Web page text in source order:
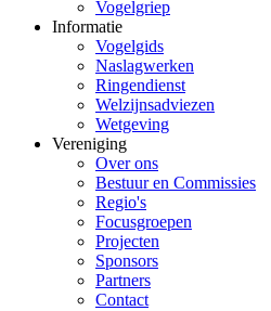
Vogelgriep
Informatie
Vogelgids
Naslagwerken
Ringendienst
Welzijnsadviezen
Wetgeving
Vereniging
Over ons
Bestuur en Commissies
Regio's
Focusgroepen
Projecten
Sponsors
Partners
Contact